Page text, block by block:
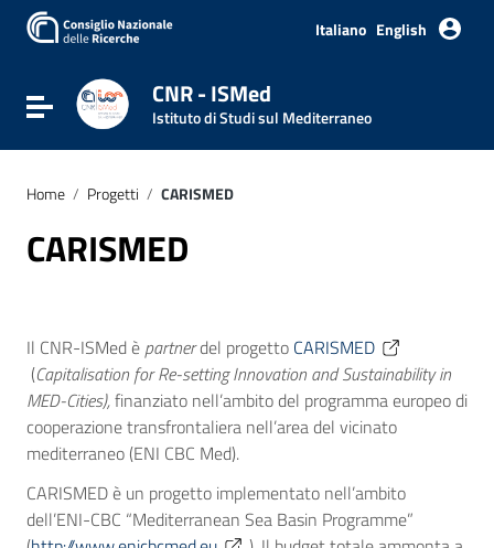
Italiano English
Attiva / disattiva la navigazione
CNR - ISMed
Istituto di Studi sul Mediterraneo
Home / Progetti / CARISMED
CARISMED
Il CNR-ISMed è partnerdel progetto CARISMED
(Capitalisation for Re-setting Innovation and Sustainability in
MED-Cities),finanziato nell’ambito del programma europeo di
cooperazione transfrontaliera nell’area del vicinato
mediterraneo (ENI CBC Med).
CARISMED è un progetto implementato nell’ambito
dell’ENI-CBC “Mediterranean Sea Basin Programme”